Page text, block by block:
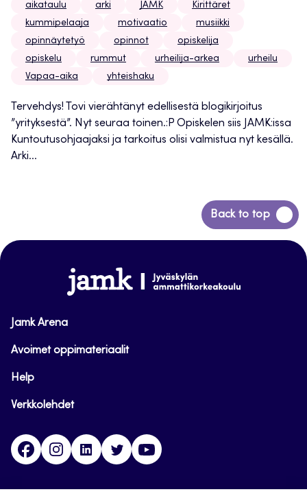
aikataulu arki JAMK
Kirittäret
kummipelaaja
motivaatio
musiikki
opinnäytetyö
opinnot
opiskelija
opiskelu
rummut urheilija-arkea
urheilu
Vapaa-aika
yhteishaku
Tervehdys! Tovi vierähtänyt edellisestä blogikirjoitus
”yrityksestä”. Nyt seuraa toinen.:P Opiskelen siis JAMK:issa
Kuntoutusohjaajaksi ja tarkoitus olisi valmistua nyt kesällä.
Arki...
Back to top
Siirry
takaisin
www.jamk.fi
Jamk Arena
Avoimet oppimateriaalit
Help
Verkkolehdet
FacebookInstagramLinkedinTwitter